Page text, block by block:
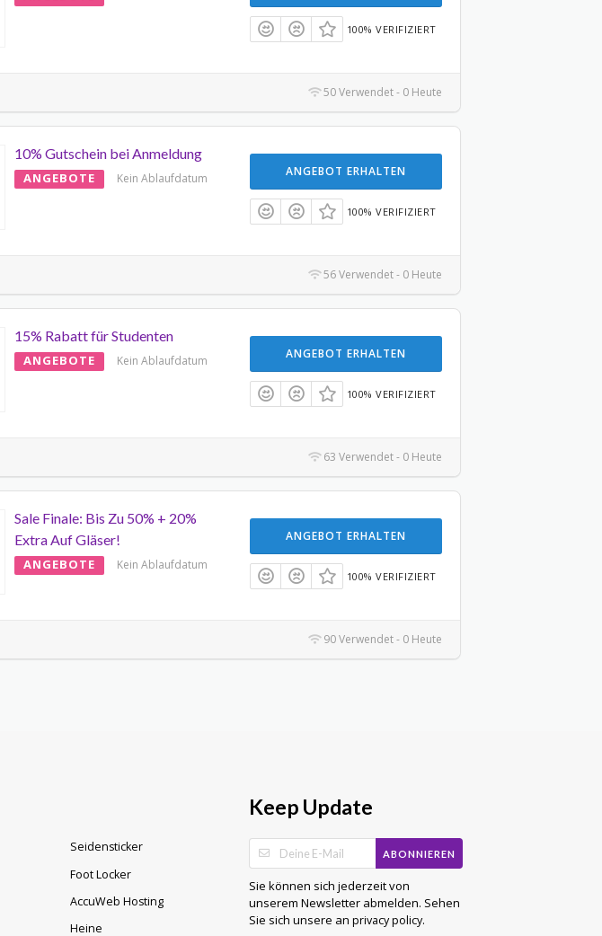
100% VERIFIZIERT
50 Verwendet - 0 Heute
10% Gutschein bei Anmeldung
ANGEBOTE Kein Ablaufdatum ANGEBOT ERHALTEN
100% VERIFIZIERT
56 Verwendet - 0 Heute
15% Rabatt für Studenten
ANGEBOTE Kein Ablaufdatum ANGEBOT ERHALTEN
100% VERIFIZIERT
63 Verwendet - 0 Heute
Sale Finale: Bis Zu 50% + 20%
Extra Auf Gläser!
ANGEBOTE Kein Ablaufdatum
ANGEBOT ERHALTEN
100% VERIFIZIERT
90 Verwendet - 0 Heute
Seidensticker
Foot Locker
AccuWeb Hosting
Heine
Keep Update
ABONNIEREN
Sie können sich jederzeit von
unserem Newsletter abmelden. Sehen
Sie sich unsere an privacy policy.